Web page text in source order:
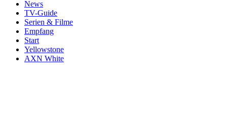
News
TV-Guide
Serien & Filme
Empfang
Start
Yellowstone
AXN White